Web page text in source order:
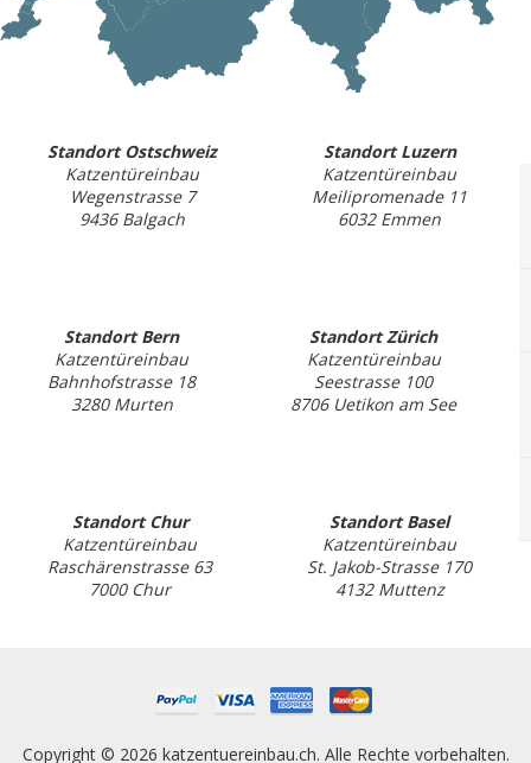
Standort Ostschweiz
Katzentüreinbau
Wegenstrasse 7
9436 Balgach
Standort Luzern
Katzentüreinbau
Meilipromenade 11
6032 Emmen
Standort Bern
Katzentüreinbau
Bahnhofstrasse 18
3280 Murten
Standort Zürich
Katzentüreinbau
Seestrasse 100
8706 Uetikon am See
Standort Chur
Katzentüreinbau
Raschärenstrasse 63
7000 Chur
Standort Basel
Katzentüreinbau
St. Jakob-Strasse 170
4132 Muttenz
Copyright © 2026 katzentuereinbau.ch. Alle Rechte vorbehalten.